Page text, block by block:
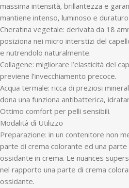
massima intensità, brillantezza e
mantiene intenso, luminoso e
Cheratina vegetale: derivata da 18
posiziona nei micro interstizi del
e nutrendolo naturalmente.
Collagene: migliorare l’elasticità del
previene l’invecchiamento precoce.
Acqua termale: ricca di preziosi
dona una funziona antibatterica,
Ottimo comfort per pelli sensibili.
Modalità dì Utilizzo
Preparazione: in un contenitore non
parte di crema colorante ed una
ossidante in crema. Le nuances
nel rapporto una parte di crema
ossidante.